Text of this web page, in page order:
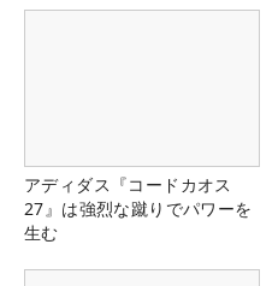
アディダス『コードカオス
27』は強烈な蹴りでパワーを
生む